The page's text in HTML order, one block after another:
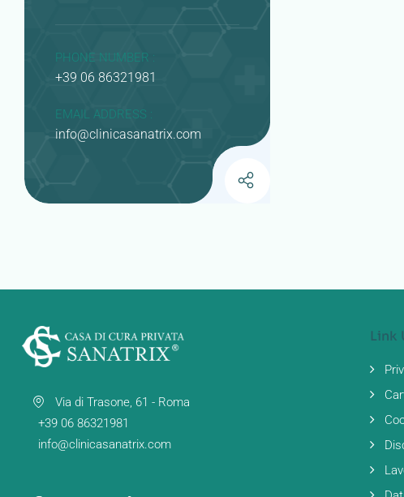
PHONE NUMBER :
+39 06 86321981
EMAIL ADDRESS :
info@clinicasanatrix.com
Via di Trasone, 61 - Roma
+39 06 86321981
info@clinicasanatrix.com
Link